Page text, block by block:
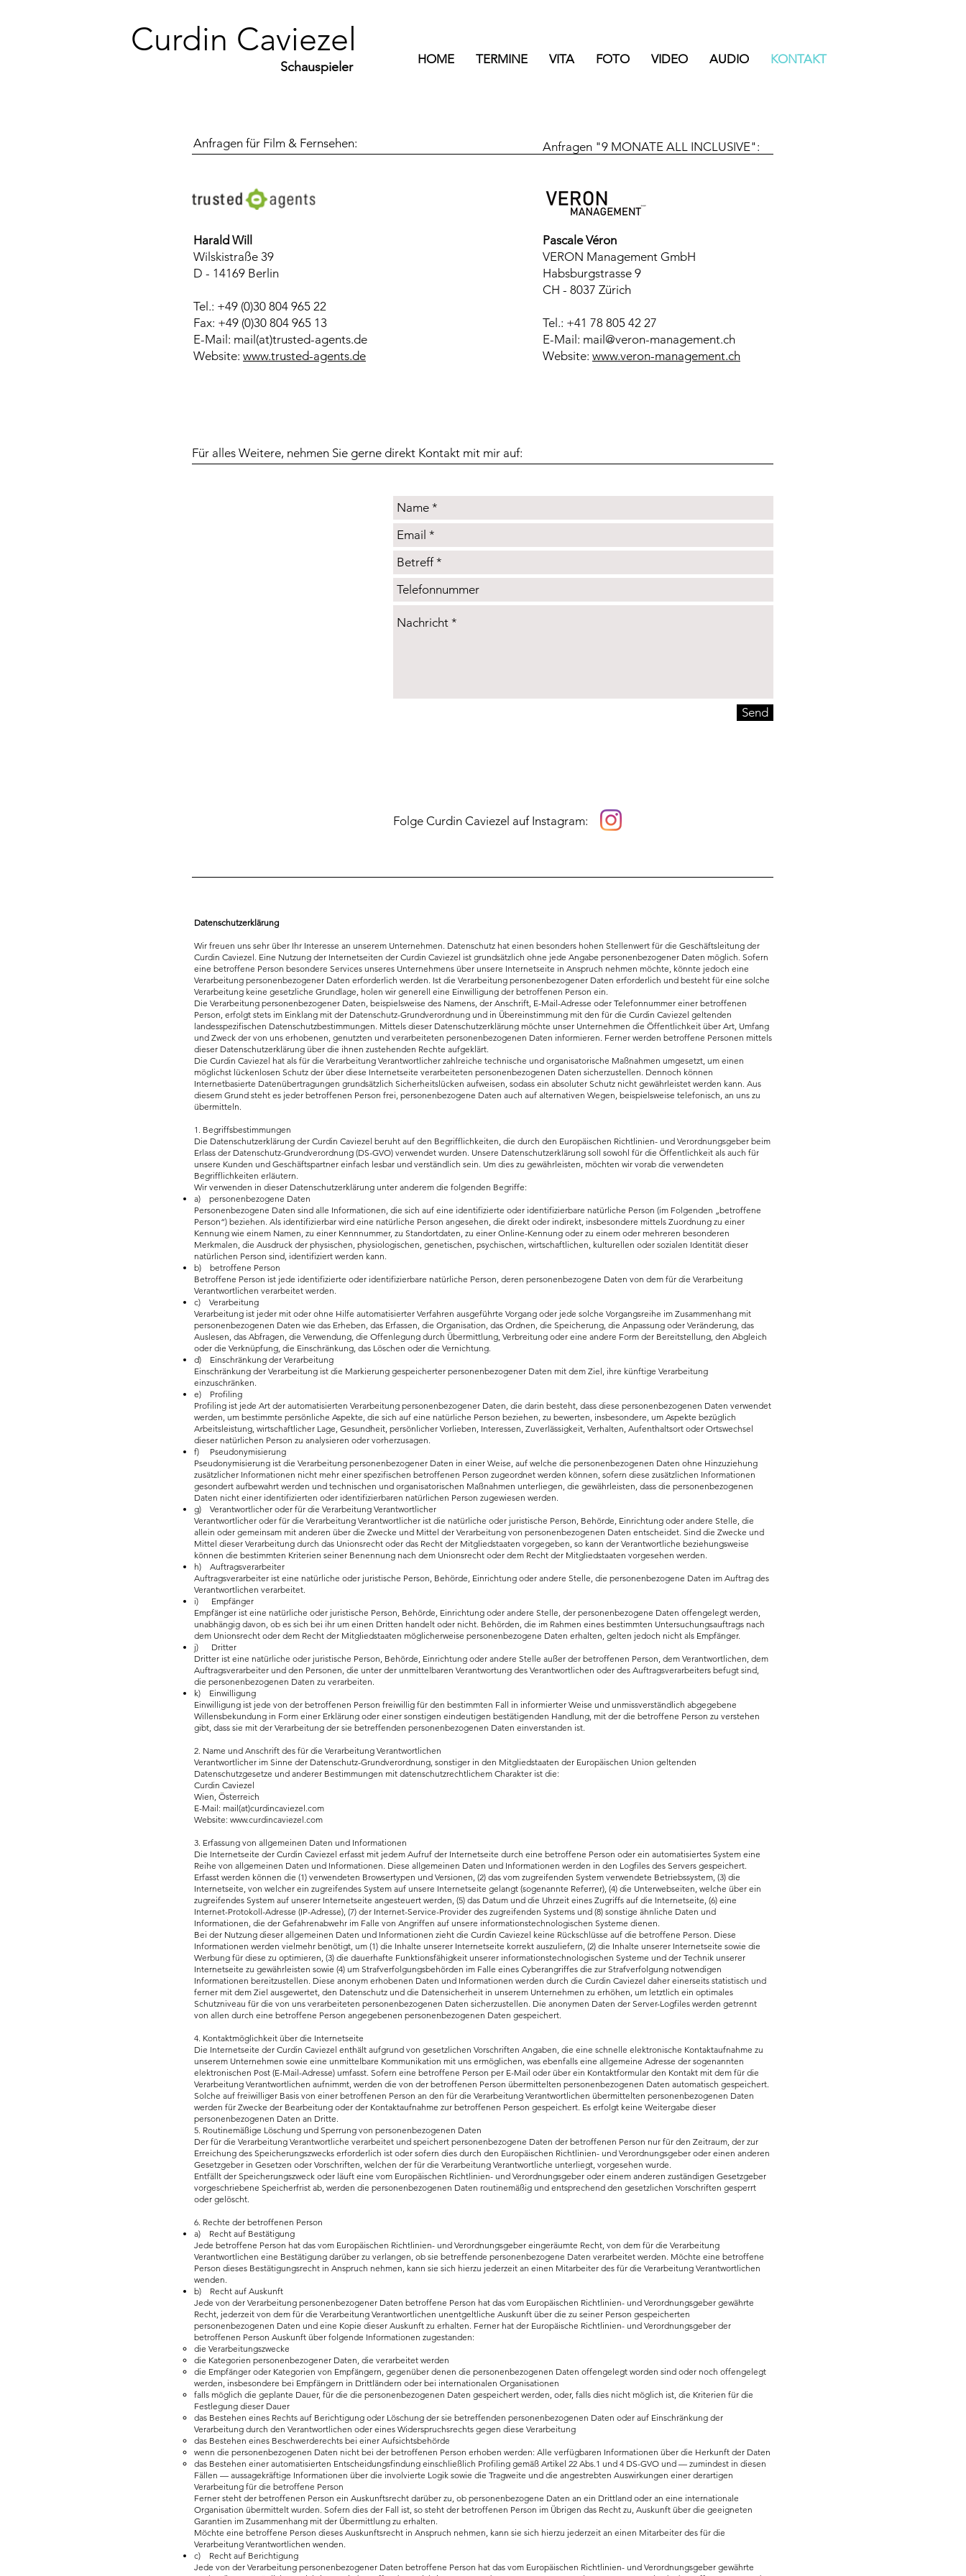
Schauspieler
Curdin Caviezel
HOME TERMINE VITA FOTO VIDEO AUDIO KONTAKT
Anfragen für Film & Fernsehen: Anfragen "9 MONATE ALL INCLUSIVE":
Harald Will
Wilskistraße 39
D - 14169 Berlin
Tel.: +49 (0)30 804 965 22
Fax: +49 (0)30 804 965 13
E-Mail: mail(at)trusted-agents.de
Website: www.trusted-agents.de
Pascale Véron
VERON Management GmbH
Habsburgstrasse 9
CH - 8037 Zürich
Tel.: +41 78 805 42 27
E-Mail: mail@veron-management.ch
Website: www.veron-management.ch
Für alles Weitere, nehmen Sie gerne direkt Kontakt mit mir auf:
Send
Folge Curdin Caviezel auf Instagram:
Datenschutzerklärung
Wir freuen uns sehr über Ihr Interesse an unserem Unternehmen. Datenschutz hat einen besonders hohen Stellenwert für die Geschäftsleitung der
Curdin Caviezel. Eine Nutzung der Internetseiten der Curdin Caviezel ist grundsätzlich ohne jede Angabe personenbezogener Daten möglich. Sofern
eine betroffene Person besondere Services unseres Unternehmens über unsere Internetseite in Anspruch nehmen möchte, könnte jedoch eine
Verarbeitung personenbezogener Daten erforderlich werden. Ist die Verarbeitung personenbezogener Daten erforderlich und besteht für eine solche
Verarbeitung keine gesetzliche Grundlage, holen wir generell eine Einwilligung der betroffenen Person ein.
Die Verarbeitung personenbezogener Daten, beispielsweise des Namens, der Anschrift, E-Mail-Adresse oder Telefonnummer einer betroffenen
Person, erfolgt stets im Einklang mit der Datenschutz-Grundverordnung und in Übereinstimmung mit den für die Curdin Caviezel geltenden
landesspezifischen Datenschutzbestimmungen. Mittels dieser Datenschutzerklärung möchte unser Unternehmen die Öffentlichkeit über Art, Umfang
und Zweck der von uns erhobenen, genutzten und verarbeiteten personenbezogenen Daten informieren. Ferner werden betroffene Personen mittels
dieser Datenschutzerklärung über die ihnen zustehenden Rechte aufgeklärt.
Die Curdin Caviezel hat als für die Verarbeitung Verantwortlicher zahlreiche technische und organisatorische Maßnahmen umgesetzt, um einen
möglichst lückenlosen Schutz der über diese Internetseite verarbeiteten personenbezogenen Daten sicherzustellen. Dennoch können
Internetbasierte Datenübertragungen grundsätzlich Sicherheitslücken aufweisen, sodass ein absoluter Schutz nicht gewährleistet werden kann. Aus
diesem Grund steht es jeder betroffenen Person frei, personenbezogene Daten auch auf alternativen Wegen, beispielsweise telefonisch, an uns zu
übermitteln.
1. Begriffsbestimmungen
Die Datenschutzerklärung der Curdin Caviezel beruht auf den Begrifflichkeiten, die durch den Europäischen Richtlinien- und Verordnungsgeber beim
Erlass der Datenschutz-Grundverordnung (DS-GVO) verwendet wurden. Unsere Datenschutzerklärung soll sowohl für die Öffentlichkeit als auch für
unsere Kunden und Geschäftspartner einfach lesbar und verständlich sein. Um dies zu gewährleisten, möchten wir vorab die verwendeten
Begrifflichkeiten erläutern.
Wir verwenden in dieser Datenschutzerklärung unter anderem die folgenden Begriffe:
a) personenbezogene Daten
Personenbezogene Daten sind alle Informationen, die sich auf eine identifizierte oder identifizierbare natürliche Person (im Folgenden „betroffene
Person“) beziehen. Als identifizierbar wird eine natürliche Person angesehen, die direkt oder indirekt, insbesondere mittels Zuordnung zu einer
Kennung wie einem Namen, zu einer Kennnummer, zu Standortdaten, zu einer Online-Kennung oder zu einem oder mehreren besonderen
Merkmalen, die Ausdruck der physischen, physiologischen, genetischen, psychischen, wirtschaftlichen, kulturellen oder sozialen Identität dieser
natürlichen Person sind, identifiziert werden kann.
b) betroffene Person
Betroffene Person ist jede identifizierte oder identifizierbare natürliche Person, deren personenbezogene Daten von dem für die Verarbeitung
Verantwortlichen verarbeitet werden.
c) Verarbeitung
Verarbeitung ist jeder mit oder ohne Hilfe automatisierter Verfahren ausgeführte Vorgang oder jede solche Vorgangsreihe im Zusammenhang mit
personenbezogenen Daten wie das Erheben, das Erfassen, die Organisation, das Ordnen, die Speicherung, die Anpassung oder Veränderung, das
Auslesen, das Abfragen, die Verwendung, die Offenlegung durch Übermittlung, Verbreitung oder eine andere Form der Bereitstellung, den Abgleich
oder die Verknüpfung, die Einschränkung, das Löschen oder die Vernichtung.
d) Einschränkung der Verarbeitung
Einschränkung der Verarbeitung ist die Markierung gespeicherter personenbezogener Daten mit dem Ziel, ihre künftige Verarbeitung
einzuschränken.
e) Profiling
Profiling ist jede Art der automatisierten Verarbeitung personenbezogener Daten, die darin besteht, dass diese personenbezogenen Daten verwendet
werden, um bestimmte persönliche Aspekte, die sich auf eine natürliche Person beziehen, zu bewerten, insbesondere, um Aspekte bezüglich
Arbeitsleistung, wirtschaftlicher Lage, Gesundheit, persönlicher Vorlieben, Interessen, Zuverlässigkeit, Verhalten, Aufenthaltsort oder Ortswechsel
dieser natürlichen Person zu analysieren oder vorherzusagen.
f) Pseudonymisierung
Pseudonymisierung ist die Verarbeitung personenbezogener Daten in einer Weise, auf welche die personenbezogenen Daten ohne Hinzuziehung
zusätzlicher Informationen nicht mehr einer spezifischen betroffenen Person zugeordnet werden können, sofern diese zusätzlichen Informationen
gesondert aufbewahrt werden und technischen und organisatorischen Maßnahmen unterliegen, die gewährleisten, dass die personenbezogenen
Daten nicht einer identifizierten oder identifizierbaren natürlichen Person zugewiesen werden.
g) Verantwortlicher oder für die Verarbeitung Verantwortlicher
Verantwortlicher oder für die Verarbeitung Verantwortlicher ist die natürliche oder juristische Person, Behörde, Einrichtung oder andere Stelle, die
allein oder gemeinsam mit anderen über die Zwecke und Mittel der Verarbeitung von personenbezogenen Daten entscheidet. Sind die Zwecke und
Mittel dieser Verarbeitung durch das Unionsrecht oder das Recht der Mitgliedstaaten vorgegeben, so kann der Verantwortliche beziehungsweise
können die bestimmten Kriterien seiner Benennung nach dem Unionsrecht oder dem Recht der Mitgliedstaaten vorgesehen werden.
h) Auftragsverarbeiter
Auftragsverarbeiter ist eine natürliche oder juristische Person, Behörde, Einrichtung oder andere Stelle, die personenbezogene Daten im Auftrag des
Verantwortlichen verarbeitet.
i) Empfänger
Empfänger ist eine natürliche oder juristische Person, Behörde, Einrichtung oder andere Stelle, der personenbezogene Daten offengelegt werden,
unabhängig davon, ob es sich bei ihr um einen Dritten handelt oder nicht. Behörden, die im Rahmen eines bestimmten Untersuchungsauftrags nach
dem Unionsrecht oder dem Recht der Mitgliedstaaten möglicherweise personenbezogene Daten erhalten, gelten jedoch nicht als Empfänger.
j) Dritter
Dritter ist eine natürliche oder juristische Person, Behörde, Einrichtung oder andere Stelle außer der betroffenen Person, dem Verantwortlichen, dem
Auftragsverarbeiter und den Personen, die unter der unmittelbaren Verantwortung des Verantwortlichen oder des Auftragsverarbeiters befugt sind,
die personenbezogenen Daten zu verarbeiten.
k) Einwilligung
Einwilligung ist jede von der betroffenen Person freiwillig für den bestimmten Fall in informierter Weise und unmissverständlich abgegebene
Willensbekundung in Form einer Erklärung oder einer sonstigen eindeutigen bestätigenden Handlung, mit der die betroffene Person zu verstehen
gibt, dass sie mit der Verarbeitung der sie betreffenden personenbezogenen Daten einverstanden ist.
2. Name und Anschrift des für die Verarbeitung Verantwortlichen
Verantwortlicher im Sinne der Datenschutz-Grundverordnung, sonstiger in den Mitgliedstaaten der Europäischen Union geltenden
Datenschutzgesetze und anderer Bestimmungen mit datenschutzrechtlichem Charakter ist die:
Curdin Caviezel
Wien, Österreich
E-Mail: mail(at)curdincaviezel.com
Website: www.curdincaviezel.com
3. Erfassung von allgemeinen Daten und Informationen
Die Internetseite der Curdin Caviezel erfasst mit jedem Aufruf der Internetseite durch eine betroffene Person oder ein automatisiertes System eine
Reihe von allgemeinen Daten und Informationen. Diese allgemeinen Daten und Informationen werden in den Logfiles des Servers gespeichert.
Erfasst werden können die (1) verwendeten Browsertypen und Versionen, (2) das vom zugreifenden System verwendete Betriebssystem, (3) die
Internetseite, von welcher ein zugreifendes System auf unsere Internetseite gelangt (sogenannte Referrer), (4) die Unterwebseiten, welche über ein
zugreifendes System auf unserer Internetseite angesteuert werden, (5) das Datum und die Uhrzeit eines Zugriffs auf die Internetseite, (6) eine
Internet-Protokoll-Adresse (IP-Adresse), (7) der Internet-Service-Provider des zugreifenden Systems und (8) sonstige ähnliche Daten und
Informationen, die der Gefahrenabwehr im Falle von Angriffen auf unsere informationstechnologischen Systeme dienen.
Bei der Nutzung dieser allgemeinen Daten und Informationen zieht die Curdin Caviezel keine Rückschlüsse auf die betroffene Person. Diese
Informationen werden vielmehr benötigt, um (1) die Inhalte unserer Internetseite korrekt auszuliefern, (2) die Inhalte unserer Internetseite sowie die
Werbung für diese zu optimieren, (3) die dauerhafte Funktionsfähigkeit unserer informationstechnologischen Systeme und der Technik unserer
Internetseite zu gewährleisten sowie (4) um Strafverfolgungsbehörden im Falle eines Cyberangriffes die zur Strafverfolgung notwendigen
Informationen bereitzustellen. Diese anonym erhobenen Daten und Informationen werden durch die Curdin Caviezel daher einerseits statistisch und
ferner mit dem Ziel ausgewertet, den Datenschutz und die Datensicherheit in unserem Unternehmen zu erhöhen, um letztlich ein optimales
Schutzniveau für die von uns verarbeiteten personenbezogenen Daten sicherzustellen. Die anonymen Daten der Server-Logfiles werden getrennt
von allen durch eine betroffene Person angegebenen personenbezogenen Daten gespeichert.
4. Kontaktmöglichkeit über die Internetseite
Die Internetseite der Curdin Caviezel enthält aufgrund von gesetzlichen Vorschriften Angaben, die eine schnelle elektronische Kontaktaufnahme zu
unserem Unternehmen sowie eine unmittelbare Kommunikation mit uns ermöglichen, was ebenfalls eine allgemeine Adresse der sogenannten
elektronischen Post (E-Mail-Adresse) umfasst. Sofern eine betroffene Person per E-Mail oder über ein Kontaktformular den Kontakt mit dem für die
Verarbeitung Verantwortlichen aufnimmt, werden die von der betroffenen Person übermittelten personenbezogenen Daten automatisch gespeichert.
Solche auf freiwilliger Basis von einer betroffenen Person an den für die Verarbeitung Verantwortlichen übermittelten personenbezogenen Daten
werden für Zwecke der Bearbeitung oder der Kontaktaufnahme zur betroffenen Person gespeichert. Es erfolgt keine Weitergabe dieser
personenbezogenen Daten an Dritte.
5. Routinemäßige Löschung und Sperrung von personenbezogenen Daten
Der für die Verarbeitung Verantwortliche verarbeitet und speichert personenbezogene Daten der betroffenen Person nur für den Zeitraum, der zur
Erreichung des Speicherungszwecks erforderlich ist oder sofern dies durch den Europäischen Richtlinien- und Verordnungsgeber oder einen anderen
Gesetzgeber in Gesetzen oder Vorschriften, welchen der für die Verarbeitung Verantwortliche unterliegt, vorgesehen wurde.
Entfällt der Speicherungszweck oder läuft eine vom Europäischen Richtlinien- und Verordnungsgeber oder einem anderen zuständigen Gesetzgeber
vorgeschriebene Speicherfrist ab, werden die personenbezogenen Daten routinemäßig und entsprechend den gesetzlichen Vorschriften gesperrt
oder gelöscht.
6. Rechte der betroffenen Person
a) Recht auf Bestätigung
Jede betroffene Person hat das vom Europäischen Richtlinien- und Verordnungsgeber eingeräumte Recht, von dem für die Verarbeitung
Verantwortlichen eine Bestätigung darüber zu verlangen, ob sie betreffende personenbezogene Daten verarbeitet werden. Möchte eine betroffene
Person dieses Bestätigungsrecht in Anspruch nehmen, kann sie sich hierzu jederzeit an einen Mitarbeiter des für die Verarbeitung Verantwortlichen
wenden.
b) Recht auf Auskunft
Jede von der Verarbeitung personenbezogener Daten betroffene Person hat das vom Europäischen Richtlinien- und Verordnungsgeber gewährte
Recht, jederzeit von dem für die Verarbeitung Verantwortlichen unentgeltliche Auskunft über die zu seiner Person gespeicherten
personenbezogenen Daten und eine Kopie dieser Auskunft zu erhalten. Ferner hat der Europäische Richtlinien- und Verordnungsgeber der
betroffenen Person Auskunft über folgende Informationen zugestanden:
die Verarbeitungszwecke
die Kategorien personenbezogener Daten, die verarbeitet werden
die Empfänger oder Kategorien von Empfängern, gegenüber denen die personenbezogenen Daten offengelegt worden sind oder noch offengelegt
werden, insbesondere bei Empfängern in Drittländern oder bei internationalen Organisationen
falls möglich die geplante Dauer, für die die personenbezogenen Daten gespeichert werden, oder, falls dies nicht möglich ist, die Kriterien für die
Festlegung dieser Dauer
das Bestehen eines Rechts auf Berichtigung oder Löschung der sie betreffenden personenbezogenen Daten oder auf Einschränkung der
Verarbeitung durch den Verantwortlichen oder eines Widerspruchsrechts gegen diese Verarbeitung
das Bestehen eines Beschwerderechts bei einer Aufsichtsbehörde
wenn die personenbezogenen Daten nicht bei der betroffenen Person erhoben werden: Alle verfügbaren Informationen über die Herkunft der Daten
das Bestehen einer automatisierten Entscheidungsfindung einschließlich Profiling gemäß Artikel 22 Abs.1 und 4 DS-GVO und — zumindest in diesen
Fällen — aussagekräftige Informationen über die involvierte Logik sowie die Tragweite und die angestrebten Auswirkungen einer derartigen
Verarbeitung für die betroffene Person
Ferner steht der betroffenen Person ein Auskunftsrecht darüber zu, ob personenbezogene Daten an ein Drittland oder an eine internationale
Organisation übermittelt wurden. Sofern dies der Fall ist, so steht der betroffenen Person im Übrigen das Recht zu, Auskunft über die geeigneten
Garantien im Zusammenhang mit der Übermittlung zu erhalten.
Möchte eine betroffene Person dieses Auskunftsrecht in Anspruch nehmen, kann sie sich hierzu jederzeit an einen Mitarbeiter des für die
Verarbeitung Verantwortlichen wenden.
c) Recht auf Berichtigung
Jede von der Verarbeitung personenbezogener Daten betroffene Person hat das vom Europäischen Richtlinien- und Verordnungsgeber gewährte